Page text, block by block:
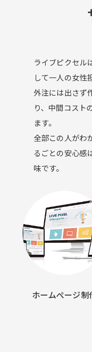
ライブピクセル
して一人の女性
外注には出さず
り、中間コスト
ます。
全部この人がわ
るごとの安心感
味です。
ホームぺージ制